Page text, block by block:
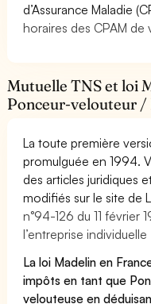
d’Assurance Maladie
horaires des CPAM
Mutuelle TNS et loi
Ponceur-velouteur /
La toute première
promulguée en 1994.
des articles juridiques
modifiés sur le site de
n°94-126 du 11 février
l’entreprise individuelle
La loi Madelin en
impôts en tant que
velouteuse en